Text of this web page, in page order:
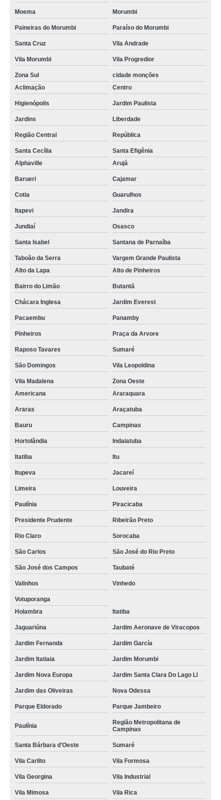
Moema Morumbi
Paineiras do Morumbi Paraíso do Morumbi
Santa Cruz Vila Andrade
Vila Morumbi Vila Progredior
Zona Sul
cidade monções
Aclimação
Centro
Higienópolis Jardim Paulista
Jardins Liberdade
Região Central República
Santa Cecília
Santa Efigênia
Alphaville
Arujá
Barueri Cajamar
Cotia Guarulhos
Itapevi Jandira
Jundiaí Osasco
Santa Isabel Santana de Parnaíba
Taboão da Serra
Vargem Grande Paulista
Alto da Lapa
Alto de Pinheiros
Bairro do Limão Butantã
Chácara Inglesa Jardim Everest
Pacaembu Panamby
Pinheiros Praça da Arvore
Raposo Tavares Sumaré
São Domingos Vila Leopoldina
Vila Madalena
Zona Oeste
Americana
Araraquara
Araras Araçatuba
Bauru Campinas
Hortolândia Indaiatuba
Itatiba Itu
Itupeva Jacareí
Limeira Louveira
Paulínia Piracicaba
Presidente Prudente Ribeirão Preto
Rio Claro Sorocaba
São Carlos São José do Rio Preto
São José dos Campos Taubaté
Valinhos Vinhedo
Votuporanga
Holambra
Itatiba
Jaguariúna Jardim Aeronave de Viracopos
Jardim Fernanda Jardim García
Jardim Itatiaia Jardim Morumbi
Jardim Nova Europa Jardim Santa Clara Do Lago Ll
Jardim das Oliveiras Nova Odessa
Parque Eldorado Parque Jambeiro
Paulínia
Região Metropolitana de
Campinas
Santa Bárbara d'Oeste Sumaré
Vila Carlito Vila Formosa
Vila Georgina Vila Industrial
Vila Mimosa Vila Rica